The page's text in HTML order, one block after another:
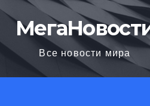
Все новости мира